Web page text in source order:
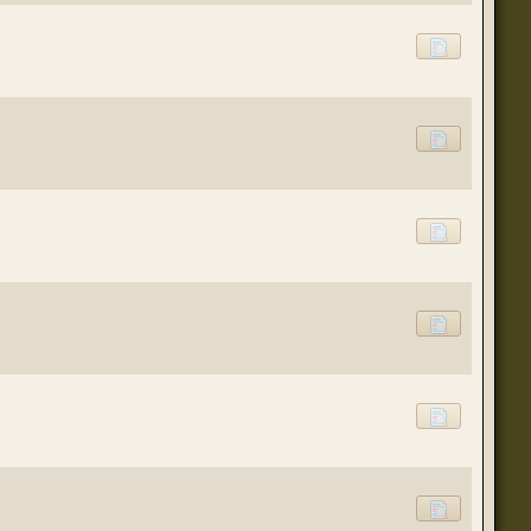
(20 августа 2023 - 08:09 )
(16 мая 2023 - 12:14 )
(07 апреля 2023 - 10:04 )
(07 апреля 2023 - 02:22 )
(01 апреля 2023 - 12:21 )
(01 апреля 2023 - 12:00 )
(31 марта 2023 - 05:51 )
(29 марта 2023 - 11:11 )
(23 марта 2023 - 02:58 )
временного складирования переводов.
(21 марта 2023 - 09:01 )
(05 октября 2022 - 10:30 )